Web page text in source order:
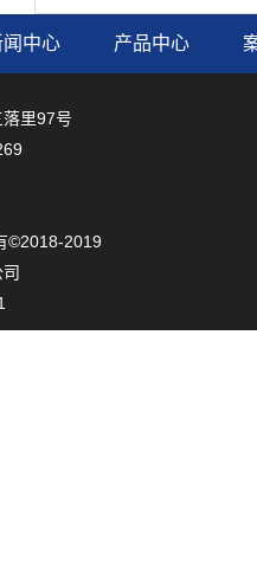
闻中心 产品中心
里97号
©2018-2019